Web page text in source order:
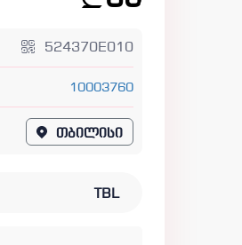
524370E010
10003760
თბილისი
TBL